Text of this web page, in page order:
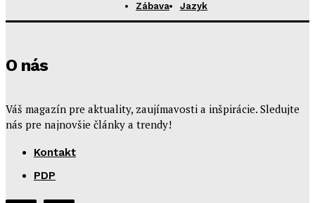
Zábava
Jazyk
O nás
Váš magazín pre aktuality, zaujímavosti a inšpirácie. Sledujte
nás pre najnovšie články a trendy!
Kontakt
PDP